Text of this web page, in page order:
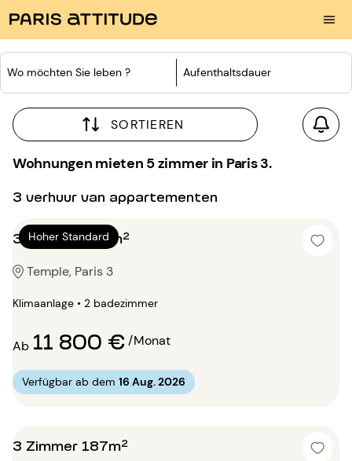
Wo möchten Sie leben ? Aufenthaltsdauer
SORTIEREN
Wohnungen mieten 5 zimmer in Paris 3.
3 verhuur van appartementen
Hoher Standard
3 Zimmer 160m²
Temple, Paris 3
Klimaanlage • 2 badezimmer
Ab 11 800 €/Monat
Verfügbar ab dem 16 Aug. 2026
3 Zimmer 187m²